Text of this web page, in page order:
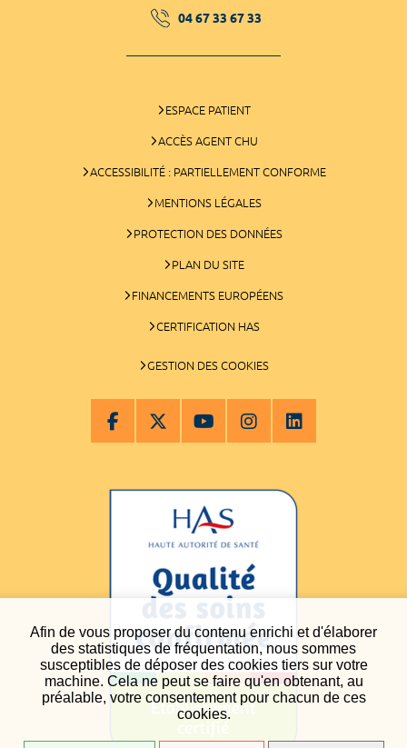
Afin de vous proposer du contenu enrichi et d'élaborer
des statistiques de fréquentation, nous sommes
susceptibles de déposer des cookies tiers sur votre
machine. Cela ne peut se faire qu'en obtenant, au
préalable, votre consentement pour chacun de ces
cookies.
04 67 33 67 33
ESPACE PATIENT
ACCÈS AGENT CHU
ACCESSIBILITÉ : PARTIELLEMENT CONFORME
MENTIONS LÉGALES
PROTECTION DES DONNÉES
PLAN DU SITE
FINANCEMENTS EUROPÉENS
CERTIFICATION HAS
GESTION DES COOKIES